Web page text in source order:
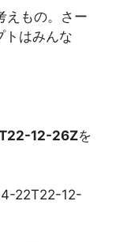
えもの。さー
トはみんな
12-26Zを
22T22-12-